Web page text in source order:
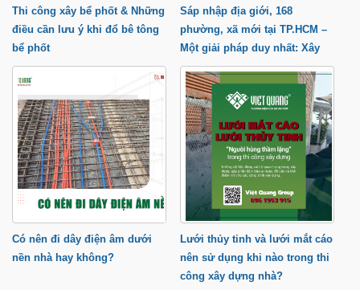
Thi công xây bể phốt & Những
điều cần lưu ý khi đổ bê tông
bể phốt
Sáp nhập địa giới, 168
phường, xã mới tại TP.HCM –
Một giải pháp duy nhất: Xây
nhà trọn gói cùng Việt Quang
Group
Có nên đi dây điện âm dưới
nền nhà hay không?
Lưới thủy tinh và lưới mắt cáo
nên sử dụng khi nào trong thi
công xây dựng nhà?